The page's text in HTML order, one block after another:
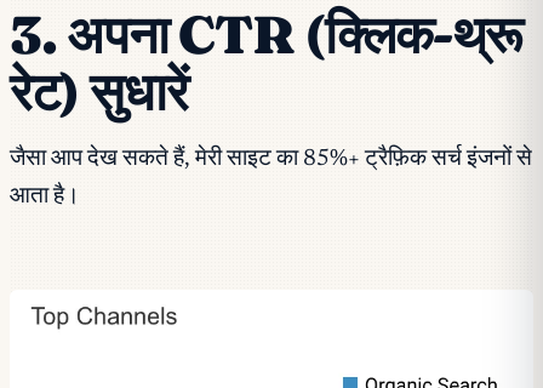
3. अपना CTR (क्लिक-थ्रू
रेट) सुधारें
जैसा आप देख सकते हैं, मेरी साइट का 85%+ ट्रैफ़िक सर्च इंजनों से
आता है।